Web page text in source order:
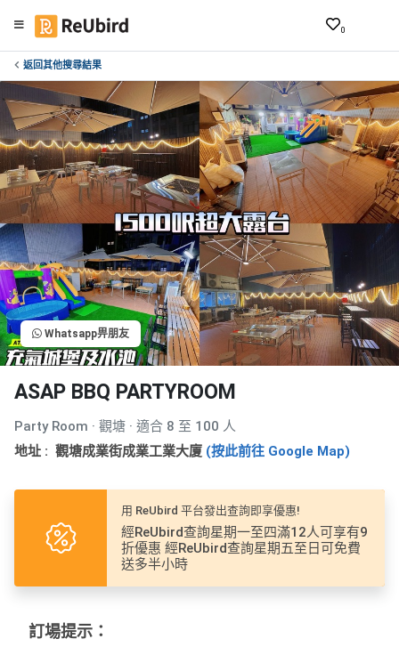
0
返回其他搜尋結果
繁
中
EN
登
入
註
冊
服
務
及
產
分
類
Room
會
食
搞
Whatsapp畀朋友
ASAP BBQ PARTYROOM
Party Room · 觀塘 · 適合 8 至 100 人
地址 : 觀塘成業街成業工業大廈 (按此前往 Google Map)
用 ReUbird 平台發出查詢即享優惠!
經ReUbird查詢星期一至四滿12人可享有9
折優惠 經ReUbird查詢星期五至日可免費
送多半小時
訂場提示：